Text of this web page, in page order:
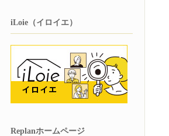
iLoie（イロイエ）
Replanホームページ